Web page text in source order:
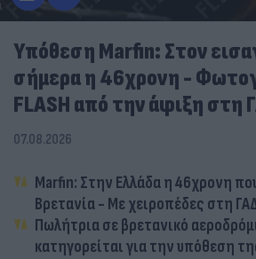
Υπόθεση Marfin: Στον
σήμερα η 46χρονη -
FLASH από την άφιξη στη
07.08.2026
Marfin: Στην Ελλάδα η 46χρονη
Βρετανία - Με χειροπέδες στη
Πωλήτρια σε βρετανικό
κατηγορείται για την υπόθεση